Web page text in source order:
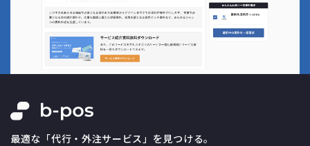
最適な「代行・外注サービス」を見つける。